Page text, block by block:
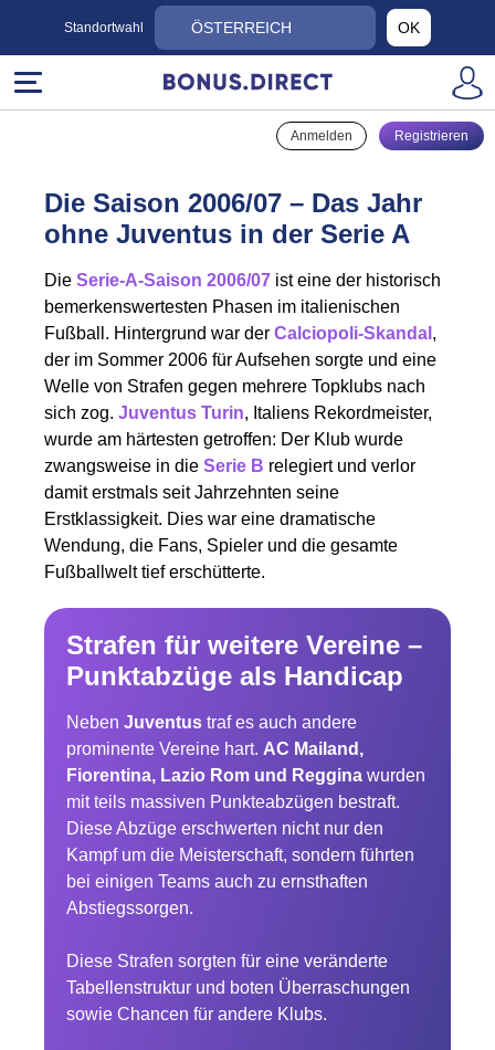
Standortwahl ÖSTERREICH OK
Anmelden Registrieren
Die Saison 2006/07 – Das Jahr
ohne Juventus in der Serie A
Die Serie-A-Saison 2006/07 ist eine der historisch
bemerkenswertesten Phasen im italienischen
Fußball. Hintergrund war der Calciopoli-Skandal ,
der im Sommer 2006 für Aufsehen sorgte und eine
Welle von Strafen gegen mehrere Topklubs nach
sich zog. Juventus Turin, Italiens Rekordmeister,
wurde am härtesten getroffen: Der Klub wurde
zwangsweise in die Serie B relegiert und verlor
damit erstmals seit Jahrzehnten seine
Erstklassigkeit. Dies war eine dramatische
Wendung, die Fans, Spieler und die gesamte
Fußballwelt tief erschütterte.
Strafen für weitere Vereine –
Punktabzüge als Handicap
Neben Juventus traf es auch andere
prominente Vereine hart. AC Mailand,
Fiorentina, Lazio Rom und Reggina wurden
mit teils massiven Punkteabzügen bestraft.
Diese Abzüge erschwerten nicht nur den
Kampf um die Meisterschaft, sondern führten
bei einigen Teams auch zu ernsthaften
Abstiegssorgen.
Diese Strafen sorgten für eine veränderte
Tabellenstruktur und boten Überraschungen
sowie Chancen für andere Klubs.